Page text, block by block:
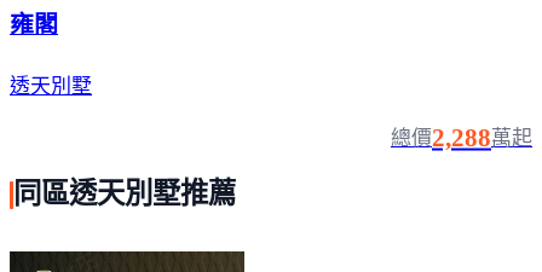
雍閣
透天別墅
總價2,288萬起
同區透天別墅推薦